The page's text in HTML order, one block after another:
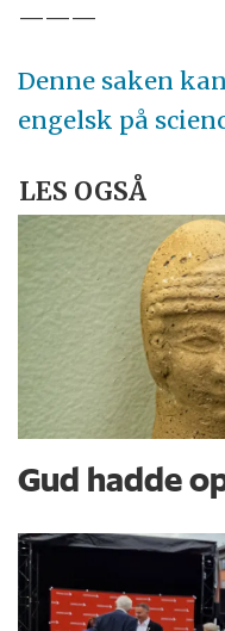
———
Denne saken
engelsk på
LES OGSÅ
Gud hadde